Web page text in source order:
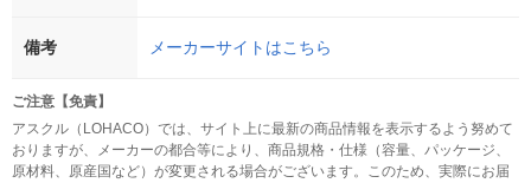
備考 メーカーサイトはこちら
ご注意【免責】
アスクル（LOHACO）では、サイト上に最新の商品情報を表示するよう努めて
おりますが、メーカーの都合等により、商品規格・仕様（容量、パッケージ、
原材料、原産国など）が変更される場合がございます。このため、実際にお届